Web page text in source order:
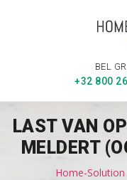
BEL
+32 800
LAST VAN
MELDERT
Home-